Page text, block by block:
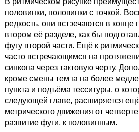
В ритмическом рисунке
половинки, половинки с точкой.
редкость, они встречаются в конце
втором её разделе, как бы
фугу второй части. Ещё к
часто встречающимся на
синкопа через тактовую черту.
кроме смены темпа на более
пункта и подъёма тесситуры, о
следующей главе, расширяется
метрического движения от
развитие фуги, к половинным.